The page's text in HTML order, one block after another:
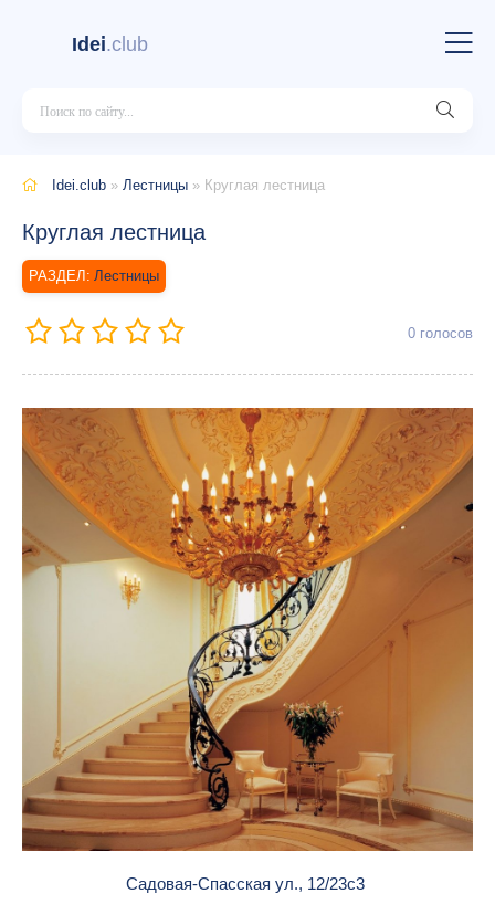
Idei.club
Idei.club » Лестницы » Круглая лестница
Круглая лестница
Лестницы
0 голосов
Садовая-Спасская ул., 12/23с3